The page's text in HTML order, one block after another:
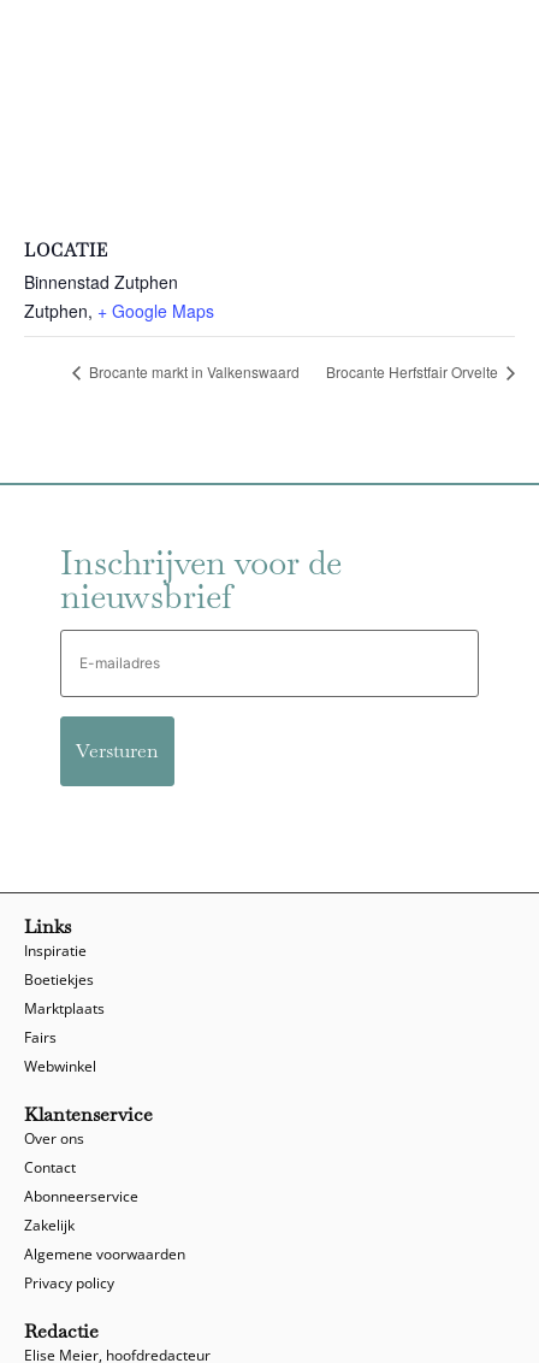
LOCATIE
Binnenstad Zutphen
Zutphen, + Google Maps
Brocante markt in Valkenswaard Brocante Herfstfair Orvelte
Inschrijven voor de
nieuwsbrief
E-
mailadres
Links
Inspiratie
Boetiekjes
Marktplaats
Fairs
Webwinkel
Klantenservice
Over ons
Contact
Abonneerservice
Zakelijk
Algemene voorwaarden
Privacy policy
Redactie
Elise Meier, hoofdredacteur